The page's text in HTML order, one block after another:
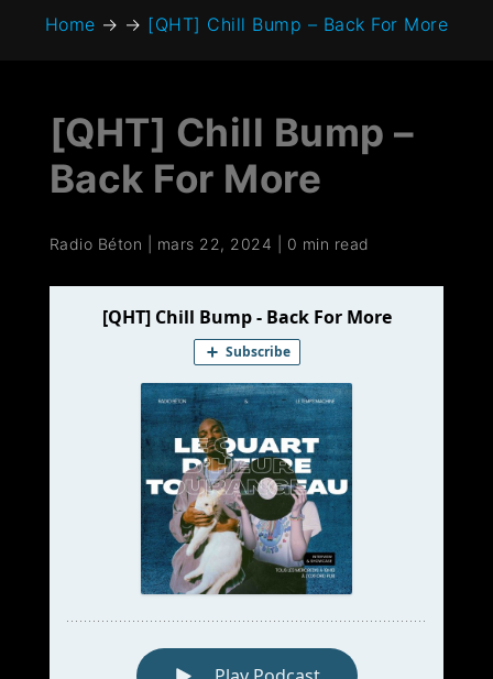
Home → → [QHT] Chill Bump – Back For More
[QHT] Chill Bump –
Back For More
Radio Béton mars 22, 2024 0 min read